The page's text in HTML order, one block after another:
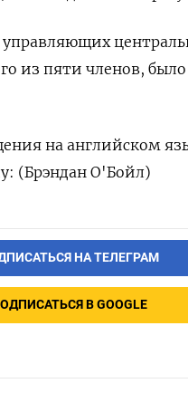
из пяти членов, было
на английском
(Брэндан О'Бойл)
НА ТЕЛЕГРАМ
В GOOGLE